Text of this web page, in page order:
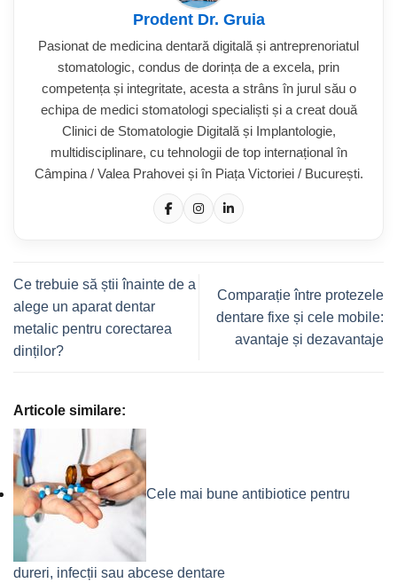
Prodent Dr. Gruia
Pasionat de medicina dentară digitală și antreprenoriatul
stomatologic, condus de dorința de a excela, prin
competența și integritate, acesta a strâns în jurul său o
echipa de medici stomatologi specialiști și a creat două
Clinici de Stomatologie Digitală și Implantologie,
multidisciplinare, cu tehnologii de top internațional în
Câmpina / Valea Prahovei și în Piața Victoriei / București.
Ce trebuie să știi înainte de a
alege un aparat dentar
metalic pentru corectarea
dinților?
Comparație între protezele
dentare fixe și cele mobile:
avantaje și dezavantaje
Articole similare:
Cele mai bune antibiotice pentru
dureri, infecții sau abcese dentare